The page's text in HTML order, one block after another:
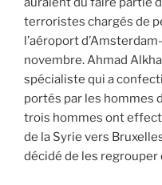
terroristes chargés de
l’aéroport
novembre. Ahmad
spécialiste qui a
portés par les hommes
trois hommes ont
de la Syrie vers
décidé de les regrouper